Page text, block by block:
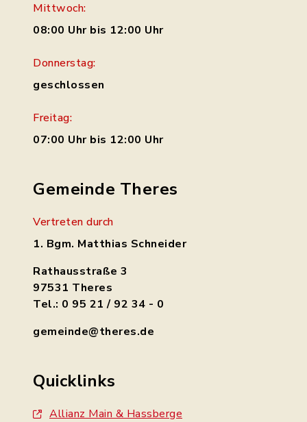
Mittwoch:
08:00 Uhr bis 12:00 Uhr
Donnerstag:
geschlossen
Freitag:
07:00 Uhr bis 12:00 Uhr
Gemeinde Theres
Vertreten durch
1. Bgm. Matthias Schneider
Rathausstraße 3
97531 Theres
Tel.: 0 95 21 / 92 34 - 0
gemeinde@theres.de
Quicklinks
Allianz Main & Hassberge